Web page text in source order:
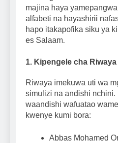
majina haya
alfabeti na hayashirii
hapo itakapofika siku ya
es Salaam.
1. Kipengele cha Riwaya
Riwaya imekuwa uti wa
simulizi na andishi nchini.
waandishi wafuatao
kwenye kumi bora:
Abbas Mohamed